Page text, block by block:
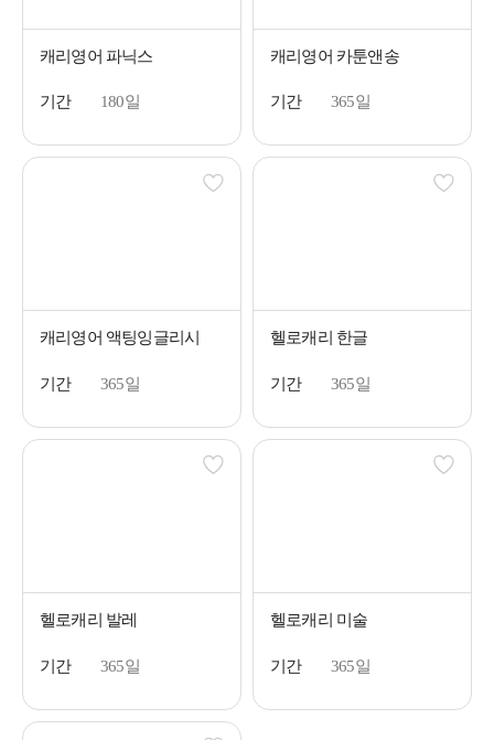
캐리영어 파닉스
기간 180일
캐리영어 카툰앤송
기간 365일
캐리영어 액팅잉글리시
기간 365일
헬로캐리 한글
기간 365일
헬로캐리 발레
기간 365일
헬로캐리 미술
기간 365일